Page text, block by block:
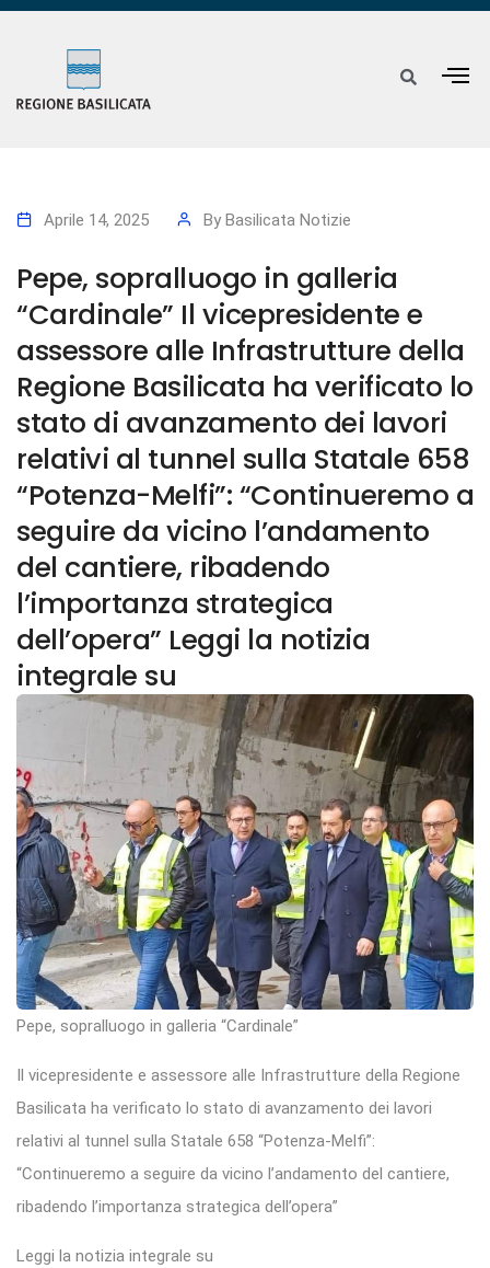
Aprile 14, 2025 By Basilicata Notizie
Pepe, sopralluogo in galleria
“Cardinale” Il vicepresidente e
assessore alle Infrastrutture della
Regione Basilicata ha verificato lo
stato di avanzamento dei lavori
relativi al tunnel sulla Statale 658
“Potenza-Melfi”: “Continueremo a
seguire da vicino l’andamento
del cantiere, ribadendo
l’importanza strategica
dell’opera” Leggi la notizia
integrale su
Pepe, sopralluogo in galleria “Cardinale”
Il vicepresidente e assessore alle Infrastrutture della Regione
Basilicata ha verificato lo stato di avanzamento dei lavori
relativi al tunnel sulla Statale 658 “Potenza-Melfi”:
“Continueremo a seguire da vicino l’andamento del cantiere,
ribadendo l’importanza strategica dell’opera”
Leggi la notizia integrale su